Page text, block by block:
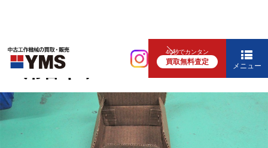
40秒でカンタン
買取無料査定 メニュー
補要工具・機械周辺機器
BT用替ギヤ